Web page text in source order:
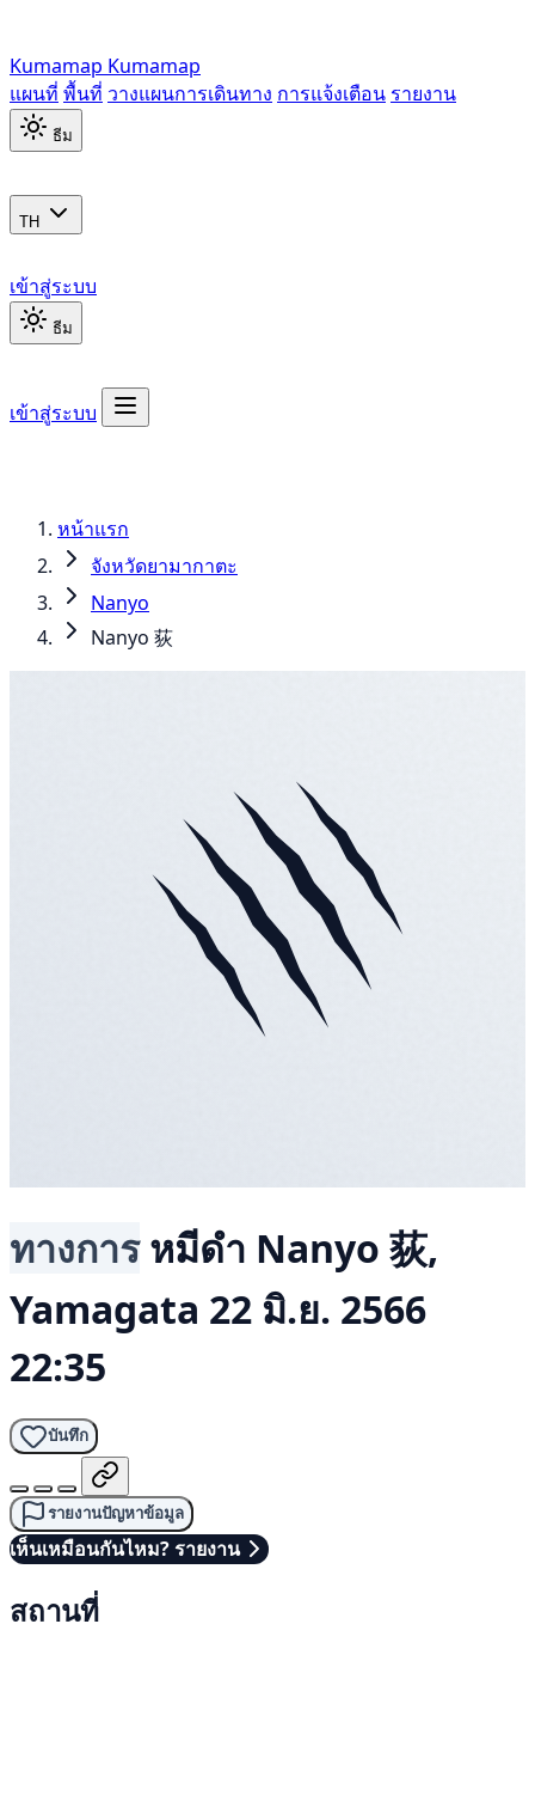
Kumamap Kumamap
แผนที่ พื้นที่ วางแผนการเดินทาง การแจ้งเตือน รายงาน
ธีม
TH
เข้าสู่ระบบ
ธีม
เข้าสู่ระบบ
หน้าแรก
จังหวัดยามากาตะ
Nanyo
Nanyo 荻
ทางการ หมีดำ Nanyo 荻,
Yamagata 22 มิ.ย. 2566
22:35
บันทึก
รายงานปัญหาข้อมูล
เห็นเหมือนกันไหม? รายงาน
สถานที่